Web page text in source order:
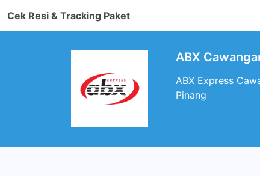
Cek Resi & Tracking Paket
ABX
ABX Express
Pinang